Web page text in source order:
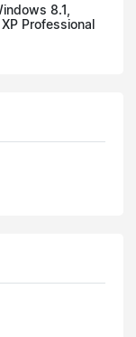
8.1,
Professional